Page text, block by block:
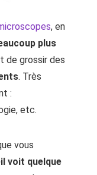
, en
plus
de grossir des
. Très
:
etc.
vous
voit quelque